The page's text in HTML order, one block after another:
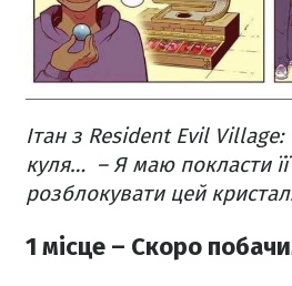
Ітан з Resident Evil Village:
куля… – Я маю покласти
розблокувати цей
1 місце – Скоро